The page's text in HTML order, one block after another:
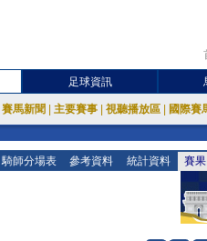
足球資訊
賽馬新聞 主要賽事 視聽播放區 國際賽
騎師分場表 參考資料 統計資料 賽果